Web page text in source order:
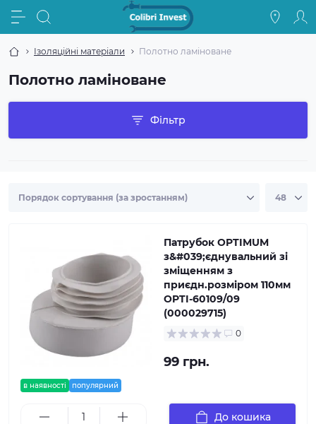
Ізоляційні матеріали Полотно ламіноване
Полотно ламіноване
Фільтр
в наявності популярний
Патрубок OPTIMUM
з&#039;єднувальний зі
зміщенням з
приєдн.розміром 110мм
OPTI-60109/09
(000029715)
0
99 грн.
До кошика